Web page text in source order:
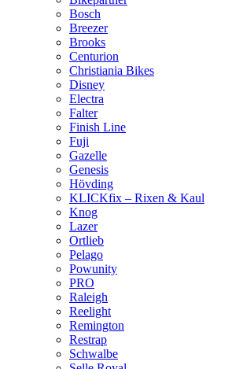
Bosch
Breezer
Brooks
Centurion
Christiania Bikes
Disney
Electra
Falter
Finish Line
Fuji
Gazelle
Genesis
Hövding
KLICKfix – Rixen & Kaul
Knog
Lazer
Ortlieb
Pelago
Powunity
PRO
Raleigh
Reelight
Remington
Restrap
Schwalbe